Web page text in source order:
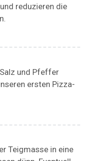
reduzieren die
und Pfeffer
ersten Pizza-
Teigmasse in eine